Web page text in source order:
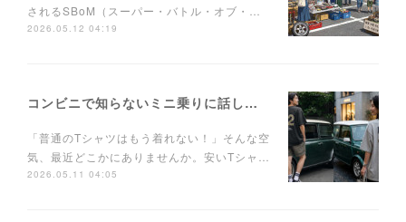
されるSBoM（スーパー・バトル・オブ・…
2026.05.12 04:19
コンビニで知らないミニ乗りに話しかけられるTシャツ
「普通のTシャツはもう着れない！」そんな空
気、最近どこかにありませんか。安いTシャ…
2026.05.11 04:05